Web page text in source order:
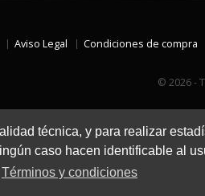
técnica, y para realizar
caso hacen identificable al
Términos y condiciones
Aviso Legal Condiciones de compra
© 2026 -